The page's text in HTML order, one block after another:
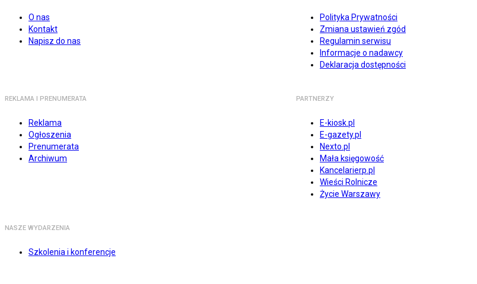
O nas
Kontakt
Napisz do nas
Polityka Prywatności
Zmiana ustawień zgód
Regulamin serwisu
Informacje o nadawcy
Deklaracja dostępności
REKLAMA I PRENUMERATA
Reklama
Ogłoszenia
Prenumerata
Archiwum
PARTNERZY
E-kiosk.pl
E-gazety.pl
Nexto.pl
Mała księgowość
Kancelarierp.pl
Wieści Rolnicze
Życie Warszawy
NASZE WYDARZENIA
Szkolenia i konferencje